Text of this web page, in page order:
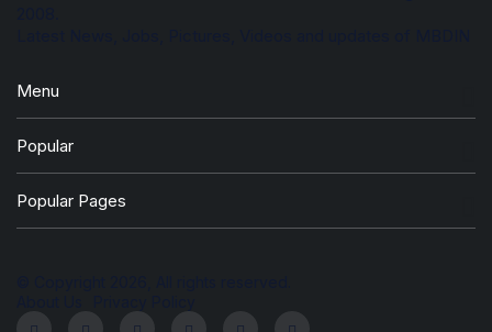
Menu
Popular
Popular Pages